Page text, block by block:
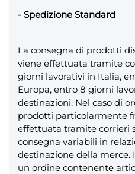
- Spedizione Standard
La consegna di prodotti
viene effettuata tramite
giorni lavorativi in Italia,
Europa, entro 8 giorni
destinazioni. Nel caso di
prodotti particolarmente
effettuata tramite corrieri
consegna variabili in
destinazione della
un ordine contenente